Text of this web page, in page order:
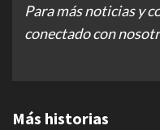
Para más noticias y
conectado con
Más historias